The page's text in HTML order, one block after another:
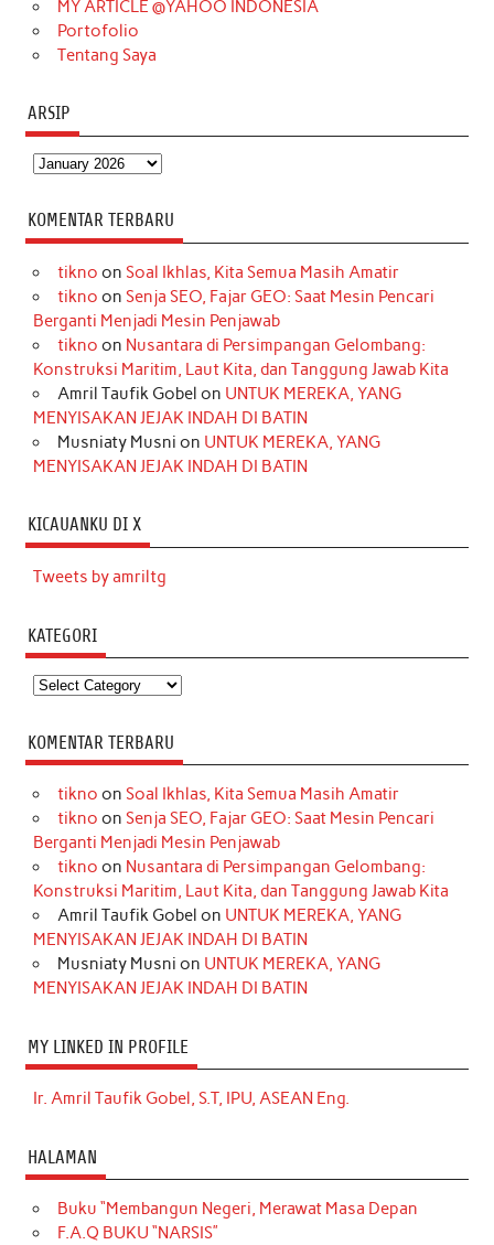
MY ARTICLE @YAHOO INDONESIA
Portofolio
Tentang Saya
ARSIP
Arsip
KOMENTAR TERBARU
tikno on Soal Ikhlas, Kita Semua Masih Amatir
tikno on Senja SEO, Fajar GEO: Saat Mesin Pencari
Berganti Menjadi Mesin Penjawab
tikno on Nusantara di Persimpangan Gelombang:
Konstruksi Maritim, Laut Kita, dan Tanggung Jawab Kita
Amril Taufik Gobel on UNTUK MEREKA, YANG
MENYISAKAN JEJAK INDAH DI BATIN
Musniaty Musni on UNTUK MEREKA, YANG
MENYISAKAN JEJAK INDAH DI BATIN
KICAUANKU DI X
Tweets by amriltg
KATEGORI
Kategori
KOMENTAR TERBARU
tikno on Soal Ikhlas, Kita Semua Masih Amatir
tikno on Senja SEO, Fajar GEO: Saat Mesin Pencari
Berganti Menjadi Mesin Penjawab
tikno on Nusantara di Persimpangan Gelombang:
Konstruksi Maritim, Laut Kita, dan Tanggung Jawab Kita
Amril Taufik Gobel on UNTUK MEREKA, YANG
MENYISAKAN JEJAK INDAH DI BATIN
Musniaty Musni on UNTUK MEREKA, YANG
MENYISAKAN JEJAK INDAH DI BATIN
MY LINKED IN PROFILE
Ir. Amril Taufik Gobel, S.T, IPU, ASEAN Eng.
HALAMAN
Buku “Membangun Negeri, Merawat Masa Depan
F.A.Q BUKU “NARSIS”